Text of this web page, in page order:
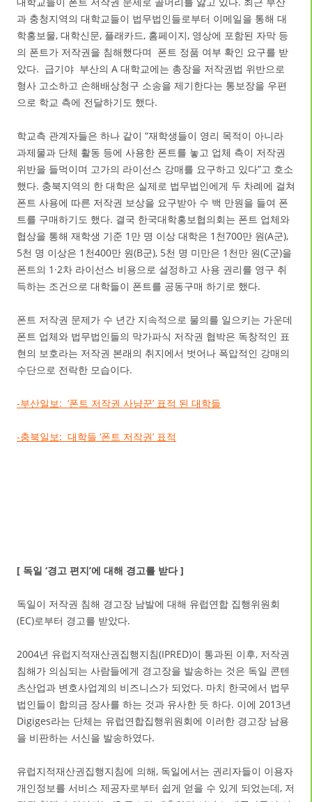
과 충청지역의 대학교들이 법무법인들로부터 이메일을 통해 대
학홍보물, 대학신문, 플래카드, 홈페이지, 영상에 포함된 자막 등
의 폰트가 저작권을 침해했다며 폰트 정품 여부 확인 요구를 받
았다. 급기야 부산의 A 대학교에는 총장을 저작권법 위반으로
형사 고소하고 손해배상청구 소송을 제기한다는 통보장을 우편
으로 학교 측에 전달하기도 했다.
학교측 관계자들은 하나 같이 “재학생들이 영리 목적이 아니라
과제물과 단체 활동 등에 사용한 폰트를 놓고 업체 측이 저작권
위반을 들먹이며 고가의 라이선스 강매를 요구하고 있다”고 호소
했다. 충북지역의 한 대학은 실제로 법무법인에게 두 차례에 걸쳐
폰트 사용에 따른 저작권 보상을 요구받아 수 백 만원을 들여 폰
트를 구매하기도 했다. 결국 한국대학홍보협의회는 폰트 업체와
협상을 통해 재학생 기준 1만 명 이상 대학은 1천700만 원(A군),
5천 명 이상은 1천400만 원(B군), 5천 명 미만은 1천만 원(C군)을
폰트의 1·2차 라이선스 비용으로 설정하고 사용 권리를 영구 취
득하는 조건으로 대학들이 폰트를 공동구매 하기로 했다.
폰트 저작권 문제가 수 년간 지속적으로 물의를 일으키는 가운데
폰트 업체와 법무법인들의 막가파식 저작권 협박은 독창적인 표
현의 보호라는 저작권 본래의 취지에서 벗어나 폭압적인 강매의
수단으로 전락한 모습이다.
-부산일보: ‘폰트 저작권 사냥꾼’ 표적 된 대학들
-충북일보: 대학들 ‘폰트 저작권’ 표적
[ 독일 ‘경고 편지’에 대해 경고를 받다 ]
독일이 저작권 침해 경고장 남발에 대해 유럽연합 집행위원회
(EC)로부터 경고를 받았다.
2004년 유럽지적재산권집행지침(IPRED)이 통과된 이후, 저작권
침해가 의심되는 사람들에게 경고장을 발송하는 것은 독일 콘텐
츠산업과 변호사업계의 비즈니스가 되었다. 마치 한국에서 법무
법인들이 합의금 장사를 하는 것과 유사한 듯 하다. 이에 2013년
Digiges라는 단체는 유럽연합집행위원회에 이러한 경고장 남용
을 비판하는 서신을 발송하였다.
유럽지적재산권집행지침에 의해, 독일에서는 권리자들이 이용자
개인정보를 서비스 제공자로부터 쉽게 얻을 수 있게 되었는데, 저